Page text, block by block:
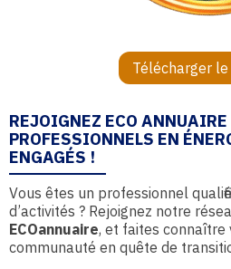
Télécharger
REJOIGNEZ ECO ANNUAIRE
PROFESSIONNELS EN
ENGAGÉS !
Vous êtes un professionnel
d’activités ? Rejoignez notre
ECOannuaire, et faites connaître
communauté en quête de